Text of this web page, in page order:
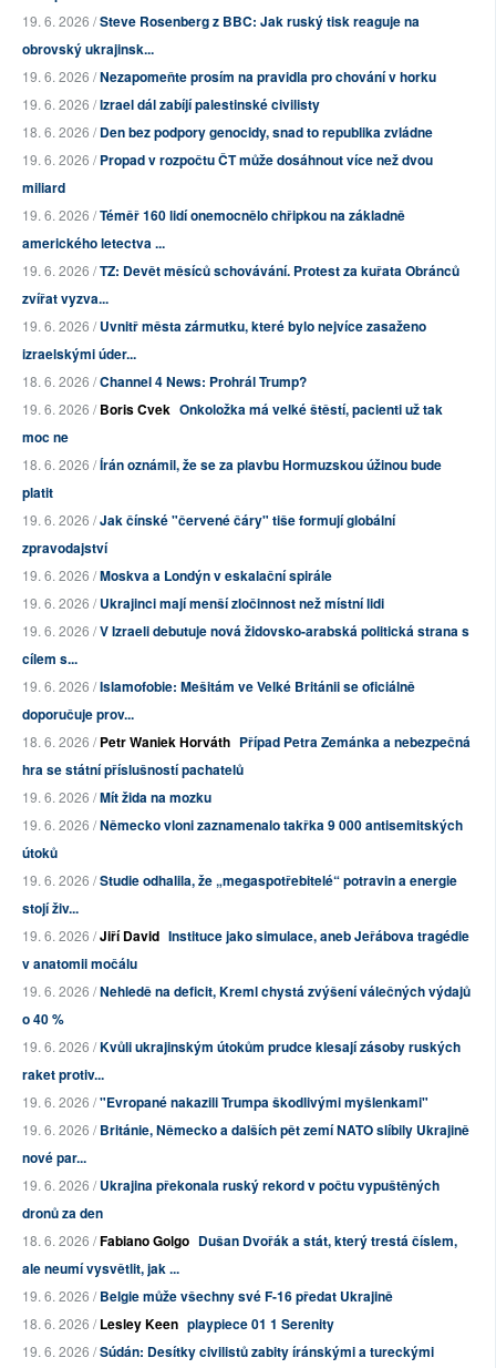
19. 6. 2026 /Steve Rosenberg z BBC: Jak ruský tisk reaguje na
obrovský ukrajinsk...
19. 6. 2026 /Nezapomeňte prosím na pravidla pro chování v horku
19. 6. 2026 /Izrael dál zabíjí palestinské civilisty
18. 6. 2026 /Den bez podpory genocidy, snad to republika zvládne
19. 6. 2026 /Propad v rozpočtu ČT může dosáhnout více než dvou
miliard
19. 6. 2026 /Téměř 160 lidí onemocnělo chřipkou na základně
amerického letectva ...
19. 6. 2026 /TZ: Devět měsíců schovávání. Protest za kuřata Obránců
zvířat vyzva...
19. 6. 2026 /Uvnitř města zármutku, které bylo nejvíce zasaženo
izraelskými úder...
18. 6. 2026 /Channel 4 News: Prohrál Trump?
19. 6. 2026 /Boris Cvek Onkoložka má velké štěstí, pacienti už tak
moc ne
18. 6. 2026 /Írán oznámil, že se za plavbu Hormuzskou úžinou bude
platit
19. 6. 2026 /Jak čínské "červené čáry" tiše formují globální
zpravodajství
19. 6. 2026 /Moskva a Londýn v eskalační spirále
19. 6. 2026 /Ukrajinci mají menší zločinnost než místní lidi
19. 6. 2026 /V Izraeli debutuje nová židovsko-arabská politická strana s
cílem s...
19. 6. 2026 /Islamofobie: Mešitám ve Velké Británii se oficiálně
doporučuje prov...
18. 6. 2026 /Petr Waniek Horváth Případ Petra Zemánka a nebezpečná
hra se státní příslušností pachatelů
19. 6. 2026 /Mít žida na mozku
19. 6. 2026 /Německo vloni zaznamenalo takřka 9 000 antisemitských
útoků
19. 6. 2026 /Studie odhalila, že „megaspotřebitelé“ potravin a energie
stojí živ...
19. 6. 2026 /Jiří David Instituce jako simulace, aneb Jeřábova tragédie
v anatomii močálu
19. 6. 2026 /Nehledě na deficit, Kreml chystá zvýšení válečných výdajů
o 40 %
19. 6. 2026 /Kvůli ukrajinským útokům prudce klesají zásoby ruských
raket protiv...
19. 6. 2026 /"Evropané nakazili Trumpa škodlivými myšlenkami"
19. 6. 2026 /Británie, Německo a dalších pět zemí NATO slíbily Ukrajině
nové par...
19. 6. 2026 /Ukrajina překonala ruský rekord v počtu vypuštěných
dronů za den
18. 6. 2026 /Fabiano Golgo Dušan Dvořák a stát, který trestá číslem,
ale neumí vysvětlit, jak ...
19. 6. 2026 /Belgie může všechny své F-16 předat Ukrajině
18. 6. 2026 /Lesley Keen playpiece 01 1 Serenity
19. 6. 2026 /Súdán: Desítky civilistů zabity íránskými a tureckými